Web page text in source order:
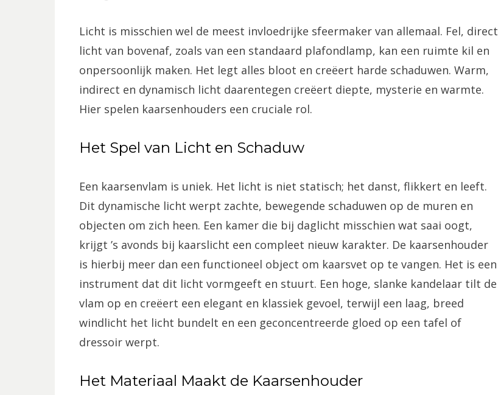
Licht is misschien wel de meest invloedrijke sfeermaker van allemaal. Fel, direct
licht van bovenaf, zoals van een standaard plafondlamp, kan een ruimte kil en
onpersoonlijk maken. Het legt alles bloot en creëert harde schaduwen. Warm,
indirect en dynamisch licht daarentegen creëert diepte, mysterie en warmte.
Hier spelen kaarsenhouders een cruciale rol.
Het Spel van Licht en Schaduw
Een kaarsenvlam is uniek. Het licht is niet statisch; het danst, flikkert en leeft.
Dit dynamische licht werpt zachte, bewegende schaduwen op de muren en
objecten om zich heen. Een kamer die bij daglicht misschien wat saai oogt,
krijgt ’s avonds bij kaarslicht een compleet nieuw karakter. De kaarsenhouder
is hierbij meer dan een functioneel object om kaarsvet op te vangen. Het is een
instrument dat dit licht vormgeeft en stuurt. Een hoge, slanke kandelaar tilt de
vlam op en creëert een elegant en klassiek gevoel, terwijl een laag, breed
windlicht het licht bundelt en een geconcentreerde gloed op een tafel of
dressoir werpt.
Het Materiaal Maakt de Kaarsenhouder